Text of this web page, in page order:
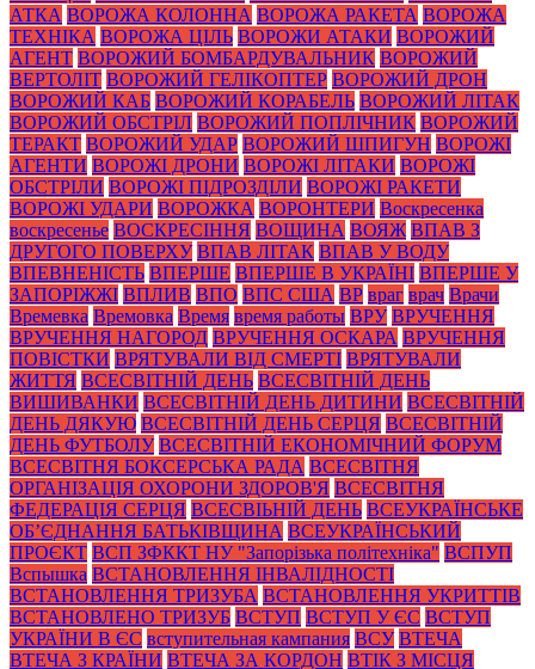
АТКА ВОРОЖА КОЛОННА ВОРОЖА РАКЕТА ВОРОЖА
ТЕХНІКА ВОРОЖА ЦІЛЬ ВОРОЖИ АТАКИ ВОРОЖИЙ
АГЕНТ ВОРОЖИЙ БОМБАРДУВАЛЬНИК ВОРОЖИЙ
ВЕРТОЛІТ ВОРОЖИЙ ГЕЛІКОПТЕР ВОРОЖИЙ ДРОН
ВОРОЖИЙ КАБ ВОРОЖИЙ КОРАБЕЛЬ ВОРОЖИЙ ЛІТАК
ВОРОЖИЙ ОБСТРІЛ ВОРОЖИЙ ПОПЛІЧНИК ВОРОЖИЙ
ТЕРАКТ ВОРОЖИЙ УДАР ВОРОЖИЙ ШПИГУН ВОРОЖІ
АГЕНТИ ВОРОЖІ ДРОНИ ВОРОЖІ ЛІТАКИ ВОРОЖІ
ОБСТРІЛИ ВОРОЖІ ПІДРОЗДІЛИ ВОРОЖІ РАКЕТИ
ВОРОЖІ УДАРИ ВОРОЖКА ВОРОНТЕРИ Воскресенка
воскресенье ВОСКРЕСІННЯ ВОЩИНА ВОЯЖ ВПАВ З
ДРУГОГО ПОВЕРХУ ВПАВ ЛІТАК ВПАВ У ВОДУ
ВПЕВНЕНІСТЬ ВПЕРШЕ ВПЕРШЕ В УКРАЇНІ ВПЕРШЕ У
ЗАПОРІЖЖІ ВПЛИВ ВПО ВПС США ВР враг врач Врачи
Времевка Времовка Время время работы ВРУ ВРУЧЕННЯ
ВРУЧЕННЯ НАГОРОД ВРУЧЕННЯ ОСКАРА ВРУЧЕННЯ
ПОВІСТКИ ВРЯТУВАЛИ ВІД СМЕРТІ ВРЯТУВАЛИ
ЖИТТЯ ВСЕСВІТНІЙ ДЕНЬ ВСЕСВІТНІЙ ДЕНЬ
ВИШИВАНКИ ВСЕСВІТНІЙ ДЕНЬ ДИТИНИ ВСЕСВІТНІЙ
ДЕНЬ ДЯКУЮ ВСЕСВІТНІЙ ДЕНЬ СЕРЦЯ ВСЕСВІТНІЙ
ДЕНЬ ФУТБОЛУ ВСЕСВІТНІЙ ЕКОНОМІЧНИЙ ФОРУМ
ВСЕСВІТНЯ БОКСЕРСЬКА РАДА ВСЕСВІТНЯ
ОРГАНІЗАЦІЯ ОХОРОНИ ЗДОРОВ'Я ВСЕСВІТНЯ
ФЕДЕРАЦІЯ СЕРЦЯ ВСЕСВІЬНІЙ ДЕНЬ ВСЕУКРАЇНСЬКЕ
ОБ’ЄДНАННЯ БАТЬКІВЩИНА ВСЕУКРАЇНСЬКИЙ
ПРОЄКТ ВСП ЗФККТ НУ "Запорізька політехніка" ВСПУП
Вспышка ВСТАНОВЛЕННЯ ІНВАЛІДНОСТІ
ВСТАНОВЛЕННЯ ТРИЗУБА ВСТАНОВЛЕННЯ УКРИТТІВ
ВСТАНОВЛЕНО ТРИЗУБ ВСТУП ВСТУП У ЄС ВСТУП
УКРАЇНИ В ЄС вступительная кампания ВСУ ВТЕЧА
ВТЕЧА З КРАЇНИ ВТЕЧА ЗА КОРДОН ВТІК З МІСЦЯ